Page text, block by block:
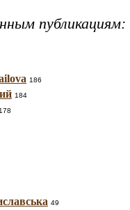
публикациям:
186
184
178
49